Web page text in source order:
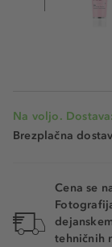
Na voljo.
Brezplačna
Cena se
tehničnih